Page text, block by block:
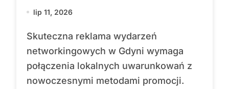
lip 11, 2026
Skuteczna reklama wydarzeń
networkingowych w Gdyni wymaga
połączenia lokalnych uwarunkowań z
nowoczesnymi metodami promocji.